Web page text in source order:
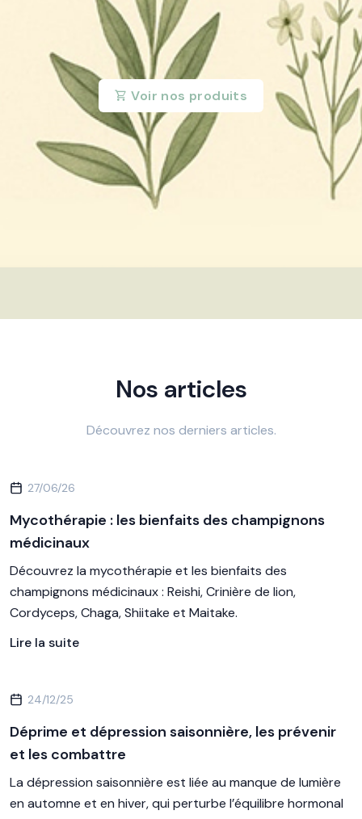
Voir nos produits
Nos articles
Découvrez nos derniers articles.
27/06/26
Mycothérapie : les bienfaits des champignons
médicinaux
Découvrez la mycothérapie et les bienfaits des
champignons médicinaux : Reishi, Crinière de lion,
Cordyceps, Chaga, Shiitake et Maitake.
Lire la suite
24/12/25
Déprime et dépression saisonnière, les prévenir
et les combattre
La dépression saisonnière est liée au manque de lumière
en automne et en hiver, qui perturbe l’équilibre hormonal